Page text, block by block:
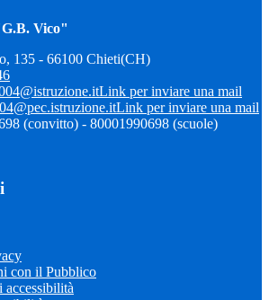
Vico"
135 - 66100 Chieti(CH)
Link per inviare una mail
Link per inviare una mail
(convitto) - 80001990698 (scuole)
con il Pubblico